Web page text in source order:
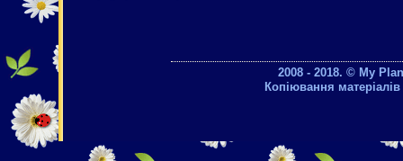
2008 - 2018. © My
Копіювання